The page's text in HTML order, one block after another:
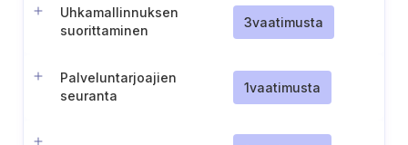
Uhkamallinnuksen
suorittaminen
3vaatimusta
Palveluntarjoajien
seuranta
1vaatimusta